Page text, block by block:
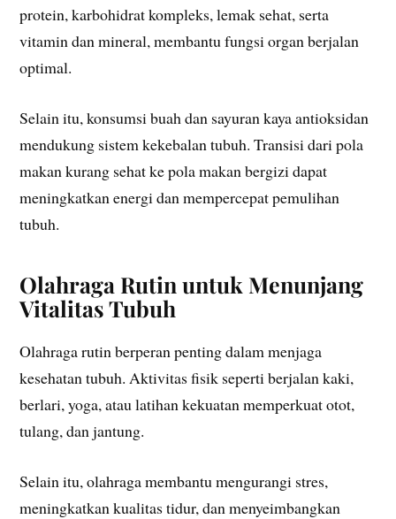
protein, karbohidrat kompleks, lemak sehat, serta
vitamin dan mineral, membantu fungsi organ berjalan
optimal.
Selain itu, konsumsi buah dan sayuran kaya antioksidan
mendukung sistem kekebalan tubuh. Transisi dari pola
makan kurang sehat ke pola makan bergizi dapat
meningkatkan energi dan mempercepat pemulihan
tubuh.
Olahraga Rutin untuk Menunjang
Vitalitas Tubuh
Olahraga rutin berperan penting dalam menjaga
kesehatan tubuh. Aktivitas fisik seperti berjalan kaki,
berlari, yoga, atau latihan kekuatan memperkuat otot,
tulang, dan jantung.
Selain itu, olahraga membantu mengurangi stres,
meningkatkan kualitas tidur, dan menyeimbangkan